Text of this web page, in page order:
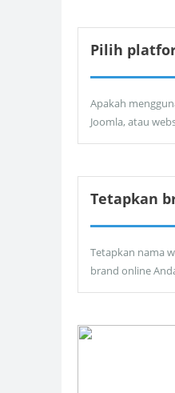
Pilih
Apakah
Joomla, atau
Tetapkan
Tetapkan nama
brand online